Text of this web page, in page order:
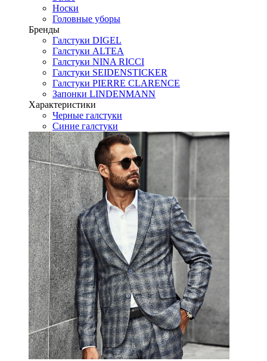
Носки
Головные уборы
Бренды
Галстуки DIGEL
Галстуки ALTEA
Галстуки NINA RICCI
Галстуки SEIDENSTICKER
Галстуки PIERRE CLARENCE
Запонки LINDENMANN
Характеристики
Черные галстуки
Синие галстуки